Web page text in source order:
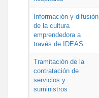
Información y difusión
de la cultura
emprendedora a
través de IDEAS
Tramitación de la
contratación de
servicios y
suministros